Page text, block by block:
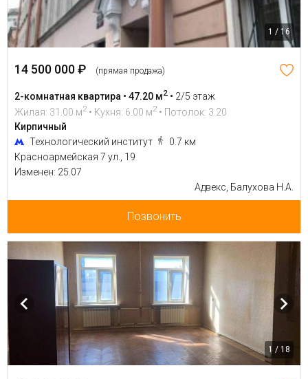
1 / 16
14 500 000 ₽ (прямая продажа)
2-комнатная квартира • 47.20 м2 • 2/5 этаж
Жилая: 31.00 м2 • Кухня: 6.00 м2 • Потолок: 3.20
Кирпичный
Технологический институт
0.7 км
Красноармейская 7 ул., 19
Изменен: 25.07
Адвекс, Балухова Н.А.
Позвонить
1 / 18